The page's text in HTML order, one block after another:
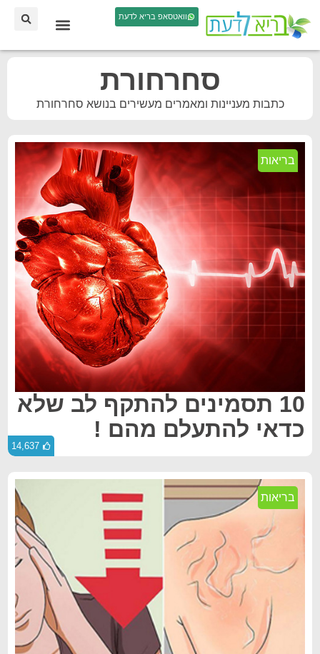
וואטסאפ בריא לדעת
סחרחורת
כתבות מעניינות ומאמרים מעשירים בנושא סחרחורת
בריאות
10 תסמינים להתקף לב שלא
כדאי להתעלם מהם !
14,637
בריאות